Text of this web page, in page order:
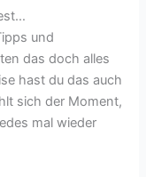
und
das doch alles
hast du das auch
sich der Moment,
mal wieder